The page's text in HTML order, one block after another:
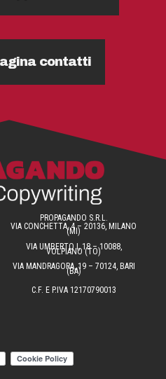
contatti
PROPAGANDO S.R.L.
VIA CONCHETTA, 4 – 20136, MILANO
(MI)
VIA UMBERTO I, 18 – 10088,
VOLPIANO (TO)
VIA MANDRAGORA, 19 – 70124, BARI
(BA)
C.F. E P.IVA 12170790013